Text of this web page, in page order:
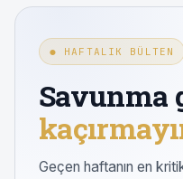
● HAFTALIK BÜLTEN
Savunma
Geçen haftanın en